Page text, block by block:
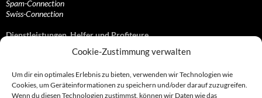
Cookie-Zustimmung verwalten
Um dir ein optimales Erlebnis zu bieten, verwenden wir Technologien wie
Cookies, um Geräteinformationen zu speichern und/oder darauf zuzugreifen.
Wenn du diesen Technologien zustimmst, können wir Daten wie das
Spam-Connection
Swiss-Connection
Dienstleistungen, Helfer und Profiteure
Anonymisierungsdienste, VPN- und Web-Proxy…
Bezahlsysteme, Finanzdienstleister und…
Bürodienstleister, Firmengründer- und/oder…